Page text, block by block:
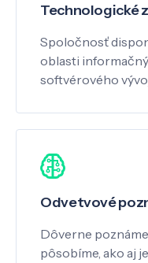
Technologické
Spoločnosť
oblasti
softvérového
Odvetvové
Dôverne
pôsobíme, ako aj